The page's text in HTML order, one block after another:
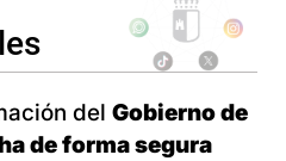
del Gobierno de
de forma segura